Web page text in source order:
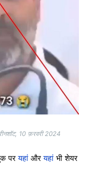
10 फ़रवरी 2024
परयहां औरयहां भी शेयर